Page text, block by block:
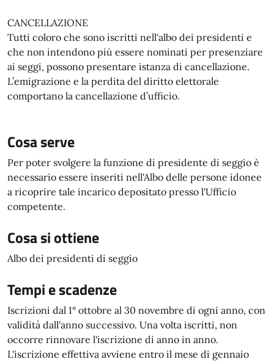
CANCELLAZIONE
Tutti coloro che sono iscritti nell'albo dei presidenti e
che non intendono più essere nominati per presenziare
ai seggi, possono presentare istanza di cancellazione.
L’emigrazione e la perdita del diritto elettorale
comportano la cancellazione d’ufficio.
Cosa serve
Per poter svolgere la funzione di presidente di seggio è
necessario essere inseriti nell'Albo delle persone idonee
a ricoprire tale incarico depositato presso l'Ufficio
competente.
Cosa si ottiene
Albo dei presidenti di seggio
Tempi e scadenze
Iscrizioni dal 1° ottobre al 30 novembre di ogni anno, con
validità dall'anno successivo. Una volta iscritti, non
occorre rinnovare l'iscrizione di anno in anno.
L'iscrizione effettiva avviene entro il mese di gennaio